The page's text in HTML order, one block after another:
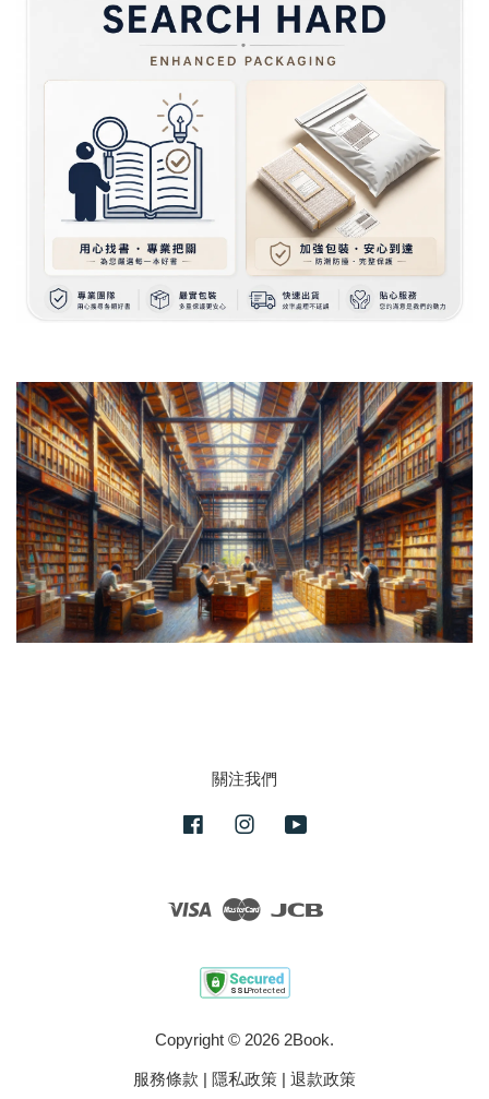
關注我們
FacebookInstagram
Visa Master
Copyright © 2026 2Book.
服務條款 | 隱私政策 | 退款政策